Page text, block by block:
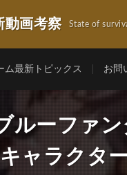
動画考察 State of
ム最新トピックス お問
ルーファ
ャラクタ